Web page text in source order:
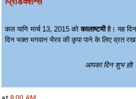
कल यानि मार्च 13, 2015 को कालाष्टमी है। यह
आपका दिन शुभ हो!